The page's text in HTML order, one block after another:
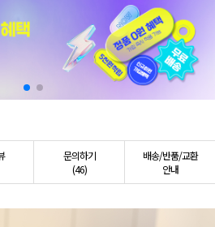
문의하기
(46)
배송/반품/교환
안내